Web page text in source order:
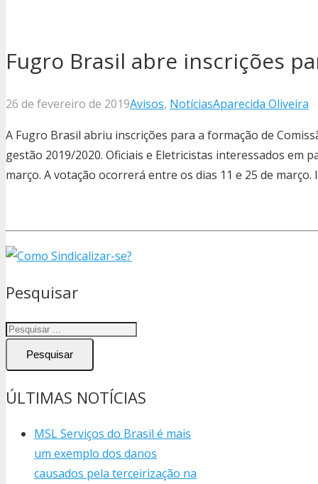
Fugro Brasil abre inscrições
26 de fevereiro de 2019Avisos, NotíciasAparecida Oliveira
A Fugro Brasil abriu inscrições para a formação de
gestão 2019/2020. Oficiais e Eletricistas interessados em
março. A votação ocorrerá entre os dias 11 e 25 de
Pesquisar
Pesquisar
ÚLTIMAS NOTÍCIAS
MSL Serviços do Brasil é mais
um exemplo dos danos
causados pela terceirização na